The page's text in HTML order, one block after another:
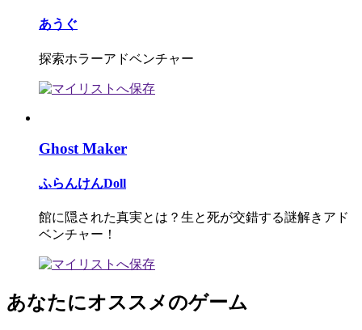
あうぐ
探索ホラーアドベンチャー
Ghost Maker
ふらんけんDoll
館に隠された真実とは？生と死が交錯する謎解きアド
ベンチャー！
あなたにオススメのゲーム